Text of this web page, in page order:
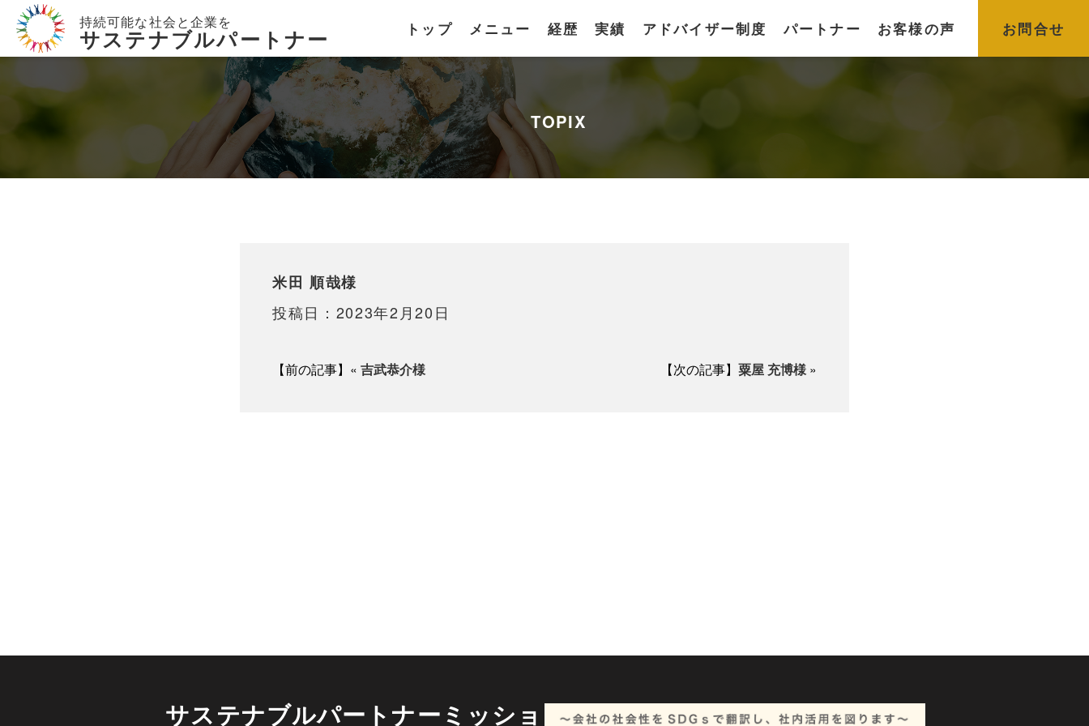
持続可能な社会と企業を
サステナブルパートナー トップ メニュー 経歴 実績 アドバイザー制度 パートナー お客様の声 お問合せ
TOPIX
米田 順哉様
投稿日：2023年2月20日
【前の記事】« 吉武恭介様 【次の記事】 粟屋 充博様 »
サステナブルパートナーミッショ